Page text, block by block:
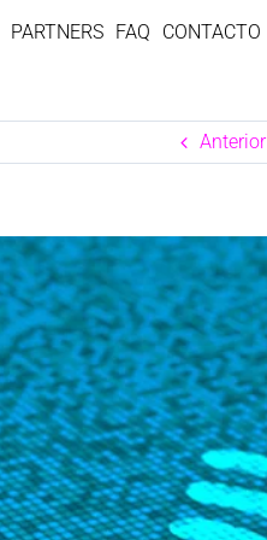
PARTNERS FAQ CONTACTO
Anterior